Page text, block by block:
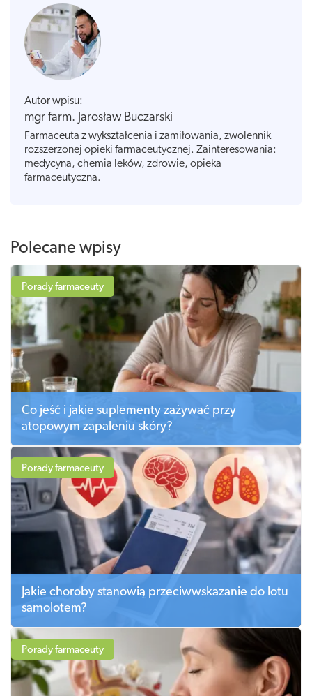
Autor wpisu:
mgr farm. Jarosław Buczarski
Farmaceuta z wykształcenia i zamiłowania, zwolennik
rozszerzonej opieki farmaceutycznej. Zainteresowania:
medycyna, chemia leków, zdrowie, opieka
farmaceutyczna.
Polecane wpisy
Porady farmaceuty
Co jeść i jakie suplementy zażywać przy
atopowym zapaleniu skóry?
Porady farmaceuty
Jakie choroby stanowią przeciwwskazanie do lotu
samolotem?
Porady farmaceuty